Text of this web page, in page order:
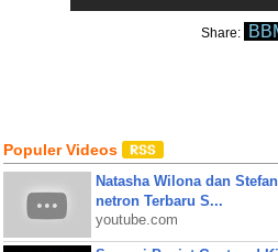
Share:
Populer Videos
Natasha Wilona dan
netron Terbaru S...
youtube.com